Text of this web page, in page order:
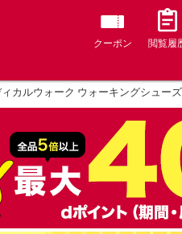
クーポン 閲覧履
カルウォーク ウォーキングシュー